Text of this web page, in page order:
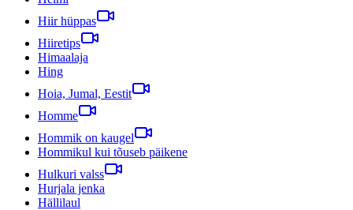
Hiir hüppas
Hiiretips
Himaalaja
Hing
Hoia, Jumal, Eestit
Homme
Hommik on kaugel
Hommikul kui tõuseb päikene
Hulkuri valss
Hurjala jenka
Hällilaul